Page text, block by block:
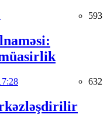
593
632